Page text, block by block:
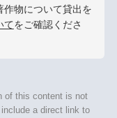
物について貸出を
てをご確認くださ
of this content is not
a direct link to